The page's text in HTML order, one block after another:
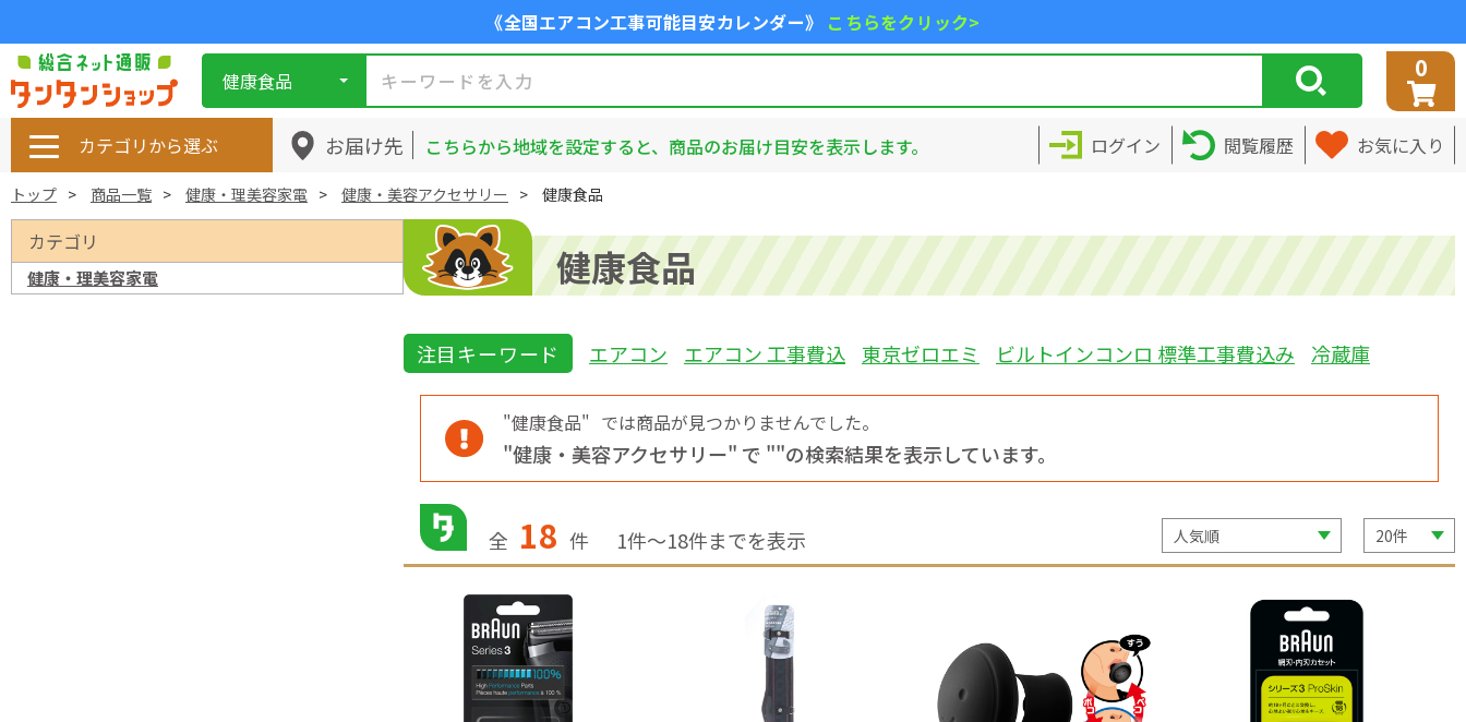
《全国エアコン工事可能目安カレンダー》 こちらをクリック>
健康食品 0
カテゴリから選ぶ お届け先 こちらから地域を設定すると、商品のお届け目安を表示します。 ログイン 閲覧履歴 お気に入り
トップ 商品一覧 健康・理美容家電 健康・美容アクセサリー 健康食品
カテゴリ
健康・理美容家電 健康食品
注目キーワード エアコン エアコン 工事費込 東京ゼロエミ ビルトインコンロ 標準工事費込み 冷蔵庫
"健康食品" では商品が見つかりませんでした。
"健康・美容アクセサリー" で ""の検索結果を表示しています。
全 18 件 1件〜18件までを表示